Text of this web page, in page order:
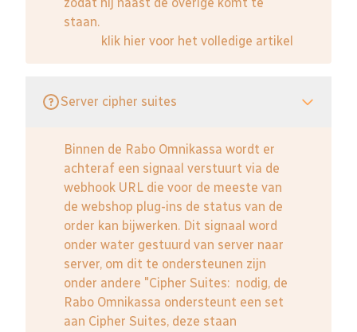
zodat hij naast de overige komt te
staan.
klik hier voor het volledige artikel
Server cipher suites
Binnen de Rabo Omnikassa wordt er
achteraf een signaal verstuurt via de
webhook URL die voor de meeste van
de webshop plug-ins de status van de
order kan bijwerken. Dit signaal word
onder water gestuurd van server naar
server, om dit te ondersteunen zijn
onder andere "Cipher Suites: nodig, de
Rabo Omnikassa ondersteunt een set
aan Cipher Suites, deze staan